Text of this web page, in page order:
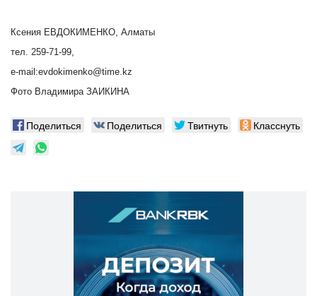
Ксения ЕВДОКИМЕНКО, Алматы
тел. 259-71-99,
e-mail:evdokimenko@time.kz
Фото Владимира ЗАИКИНА
Поделиться Поделиться Твитнуть Класснуть